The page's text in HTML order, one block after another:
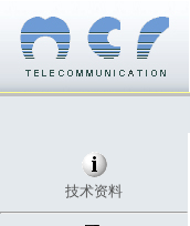
技术资料